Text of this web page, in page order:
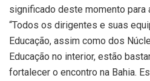
significado deste momento para
“Todos os dirigentes e suas
Educação, assim como dos
Educação no interior, estão
fortalecer o encontro na Bahia.